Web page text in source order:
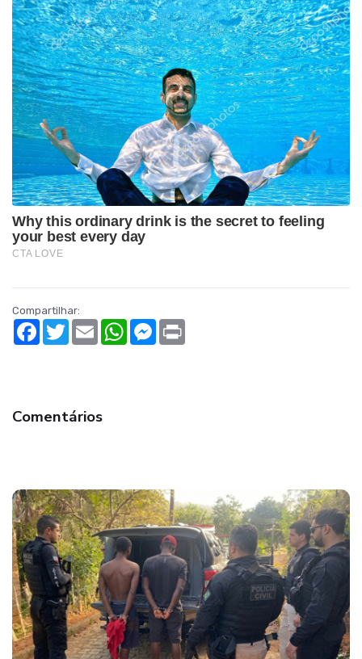
Compartilhar:
Facebook
TwitterEmail WhatsAppMessenger
Comentários